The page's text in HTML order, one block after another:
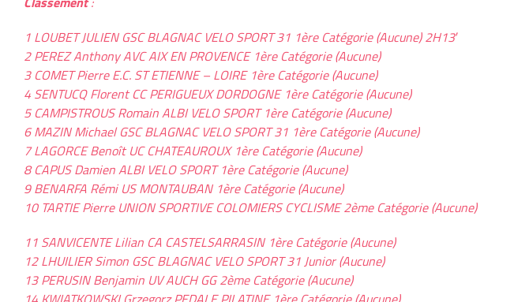
1 LOUBET JULIEN GSC BLAGNAC VELO SPORT 31 1ère Catégorie (Aucune) 2H13′
2 PEREZ Anthony AVC AIX EN PROVENCE 1ère Catégorie (Aucune)
3 COMET Pierre E.C. ST ETIENNE – LOIRE 1ère Catégorie (Aucune)
4 SENTUCQ Florent CC PERIGUEUX DORDOGNE 1ère Catégorie (Aucune)
5 CAMPISTROUS Romain ALBI VELO SPORT 1ère Catégorie (Aucune)
6 MAZIN Michael GSC BLAGNAC VELO SPORT 31 1ère Catégorie (Aucune)
7 LAGORCE Benoît UC CHATEAUROUX 1ère Catégorie (Aucune)
8 CAPUS Damien ALBI VELO SPORT 1ère Catégorie (Aucune)
9 BENARFA Rémi US MONTAUBAN 1ère Catégorie (Aucune)
10 TARTIE Pierre UNION SPORTIVE COLOMIERS CYCLISME 2ème Catégorie (Aucune)
11 SANVICENTE Lilian CA CASTELSARRASIN 1ère Catégorie (Aucune)
12 LHUILIER Simon GSC BLAGNAC VELO SPORT 31 Junior (Aucune)
13 PERUSIN Benjamin UV AUCH GG 2ème Catégorie (Aucune)